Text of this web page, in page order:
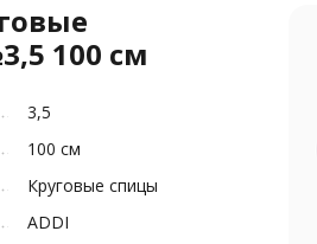
100 см
3,5
100 см
Круговые спицы
ADDI